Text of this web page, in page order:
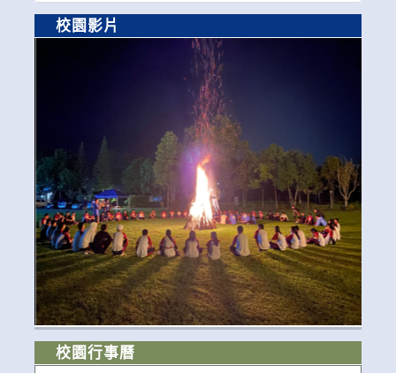
校園影片
校園行事曆